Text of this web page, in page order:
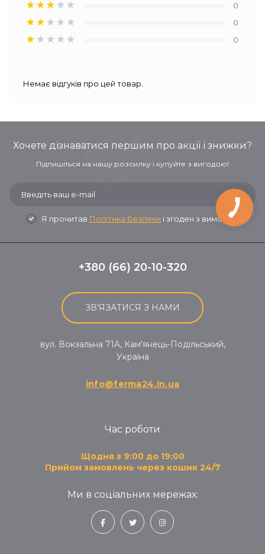
0
0
0
Немає відгуків про цей товар.
Хочете дізнаватися першим про акції і знижки?
Підпишіться на нашу розсилку і купуйте з вигодою!
Я прочитав Політика безпеки і згоден з вимогами
+380 (66) 20-10-320
ЗВ'ЯЗАТИСЯ З НАМИ
вул. Вокзальна 71A, Кам'янець-Подільський,
Україна
info@ferma24.in.ua
Час роботи
Щодня з 9:00 до 19:00
Прийом замовлень через кошик 24/7
Ми в соціальних мережах: